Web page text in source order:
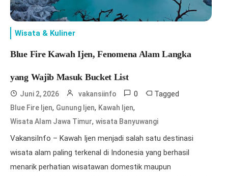
Wisata & Kuliner
Blue Fire Kawah Ijen, Fenomena Alam Langka
yang Wajib Masuk Bucket List
Juni 2, 2026 vakansiinfo 0 Tagged
Blue Fire Ijen, Gunung Ijen, Kawah Ijen,
Wisata Alam Jawa Timur, wisata Banyuwangi
VakansiInfo – Kawah Ijen menjadi salah satu destinasi
wisata alam paling terkenal di Indonesia yang berhasil
menarik perhatian wisatawan domestik maupun